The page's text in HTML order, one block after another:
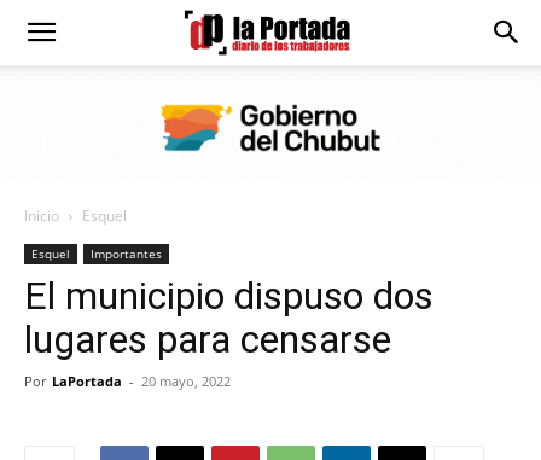
Diario
Portada
Inicio Esquel
Esquel Importantes
El municipio dispuso dos
lugares para censarse
Por LaPortada - 20 mayo, 2022